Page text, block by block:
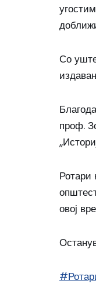
Со
проф.
Ротари
овој